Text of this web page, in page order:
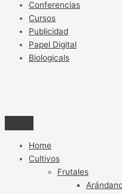
Conferencias
Cursos
Publicidad
Papel Digital
Biologicals
Home
Cultivos
Frutales